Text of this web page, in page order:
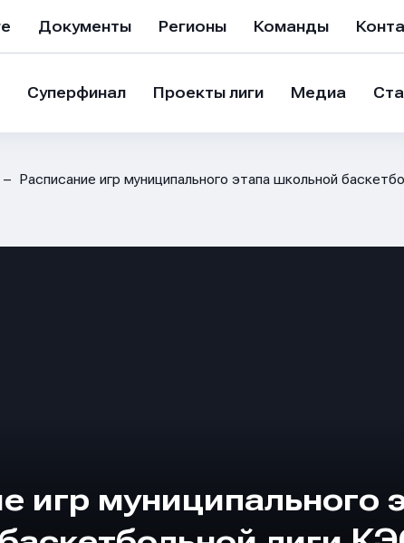
Документы Регионы Команды
Суперфинал Проекты лиги Медиа
Расписание игр муниципального этапа школьной
игр муниципального